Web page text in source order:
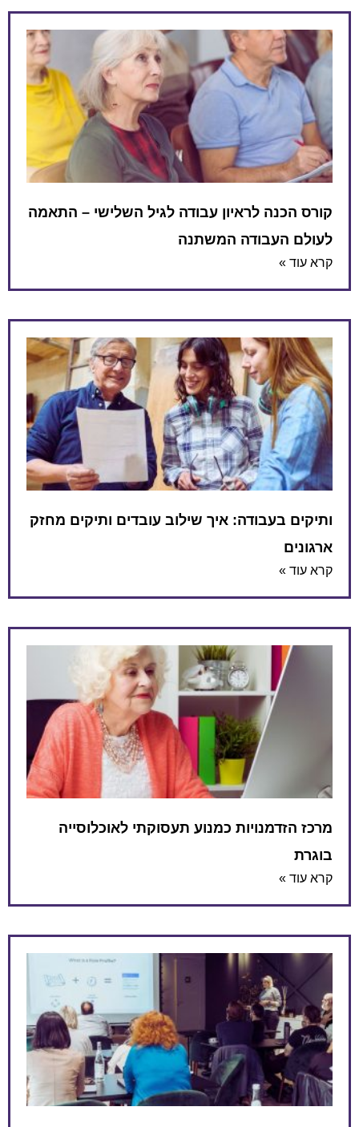
קורס הכנה לראיון עבודה לגיל השלישי – התאמה
לעולם העבודה המשתנה
קרא עוד »
ותיקים בעבודה: איך שילוב עובדים ותיקים מחזק
ארגונים
קרא עוד »
מרכז הזדמנויות כמנוע תעסוקתי לאוכלוסייה
בוגרת
קרא עוד »